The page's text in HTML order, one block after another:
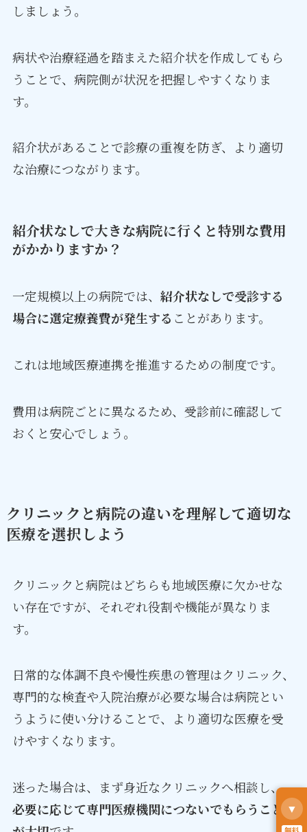
しましょう。
病状や治療経過を踏まえた紹介状を作成してもら
うことで、病院側が状況を把握しやすくなりま
す。
紹介状があることで診療の重複を防ぎ、より適切
な治療につながります。
紹介状なしで大きな病院に行くと特別な費用
がかかりますか？
一定規模以上の病院では、 紹介状なしで受診する
場合に選定療養費が発生する ことがあります。
これは地域医療連携を推進するための制度です。
費用は病院ごとに異なるため、受診前に確認して
おくと安心でしょう。
クリニックと病院の違いを理解して適切な
医療を選択しよう
クリニックと病院はどちらも地域医療に欠かせな
い存在ですが、それぞれ役割や機能が異なりま
す。
日常的な体調不良や慢性疾患の管理はクリニック、
専門的な検査や入院治療が必要な場合は病院とい
うように使い分けることで、より適切な医療を受
けやすくなります。
迷った場合は、まず身近なクリニックへ相談し、
必要に応じて専門医療機関につないでもらうこと ▼
無料